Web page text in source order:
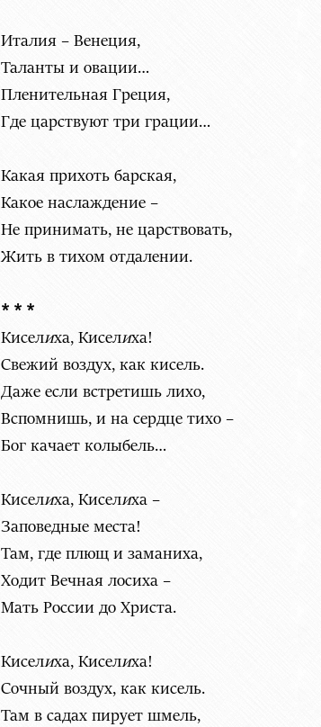
Италия – Венеция,
Таланты и овации…
Пленительная Греция,
Где царствуют три грации…
Какая прихоть барская,
Какое наслаждение –
Не принимать, не царствовать,
Жить в тихом отдалении.
* * *
Киселиха, Киселиха!
Свежий воздух, как кисель.
Даже если встретишь лихо,
Вспомнишь, и на сердце тихо –
Бог качает колыбель…
Киселиха, Киселиха –
Заповедные места!
Там, где плющ и заманиха,
Ходит Вечная лосиха –
Мать России до Христа.
Киселиха, Киселиха!
Сочный воздух, как кисель.
Там в садах пирует шмель,